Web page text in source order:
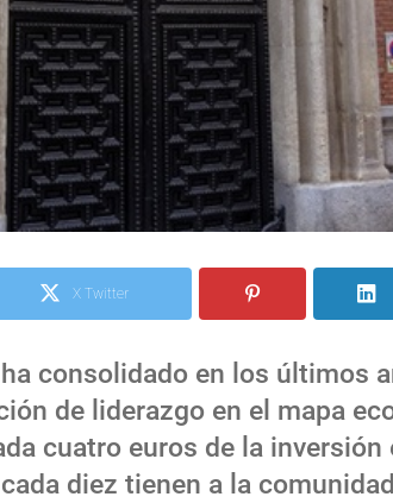
X Twitter
consolidado en los últimos
de liderazgo en el mapa
cuatro euros de la
diez tienen a la